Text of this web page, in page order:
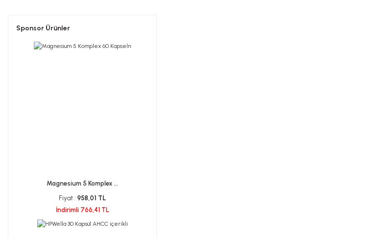
Sponsor Ürünler
Magnesium 5 Komplex ...
Fiyat : 958,01 TL
İndirimli 766,41 TL